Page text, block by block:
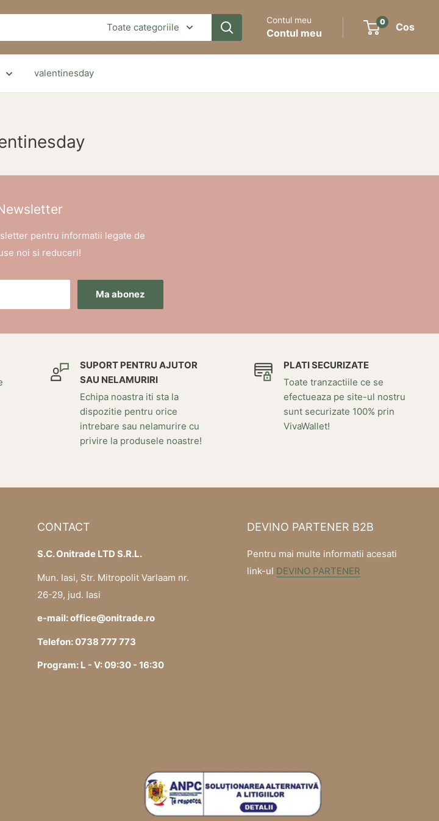
Toate categoriile
Contul meu
Contul meu
0 Cos
valentinesday
pentru informatii legate de
noi si reduceri!
Ma abonez
SUPORT PENTRU AJUTOR
SAU NELAMURIRI
Echipa noastra iti sta la
dispozitie pentru orice
intrebare sau nelamurire cu
privire la produsele noastre!
PLATI SECURIZATE
Toate tranzactiile ce se
efectueaza pe site-ul nostru
sunt securizate 100% prin
VivaWallet!
CONTACT
S.C. Onitrade LTD S.R.L.
Mun. Iasi, Str. Mitropolit Varlaam nr.
26-29, jud. Iasi
e-mail: office@onitrade.ro
Telefon: 0738 777 773
Program: L - V: 09:30 - 16:30
DEVINO PARTENER B2B
Pentru mai multe informatii acesati
link-ul DEVINO PARTENER